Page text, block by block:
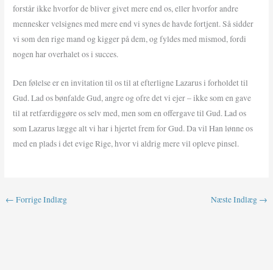
forstår ikke hvorfor de bliver givet mere end os, eller hvorfor andre
mennesker velsignes med mere end vi synes de havde fortjent. Så sidder
vi som den rige mand og kigger på dem, og fyldes med mismod, fordi
nogen har overhalet os i succes.
Den følelse er en invitation til os til at efterligne Lazarus i forholdet til
Gud. Lad os bønfalde Gud, angre og ofre det vi ejer – ikke som en gave
til at retfærdiggøre os selv med, men som en offergave til Gud. Lad os
som Lazarus lægge alt vi har i hjertet frem for Gud. Da vil Han lønne os
med en plads i det evige Rige, hvor vi aldrig mere vil opleve pinsel.
← Forrige Indlæg Næste Indlæg →